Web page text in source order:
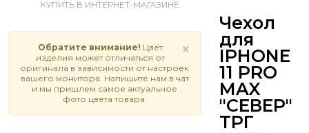
×
Обратите внимание! Цвет
изделия может отличаться от
оригинала в зависимости от настроек
вашего монитора. Напишите нам в чат
и мы пришлем самое актуальное
фото цвета товара.
Чехол
для
IPHONE
11 PRO
MAX
"СЕВЕР"
ТРГ